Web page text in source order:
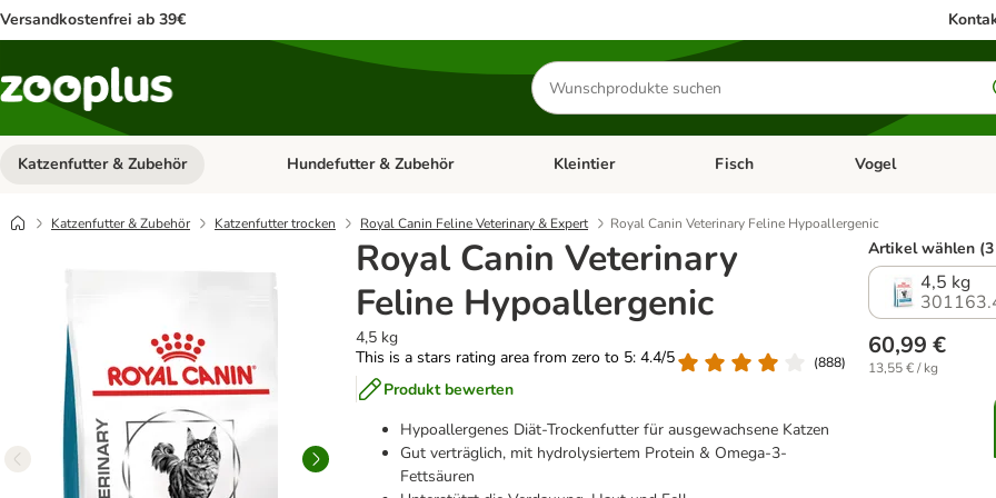
Versandkostenfrei ab 39€
Produkte
suchen
Katzenfutter & Zubehör Kategorie-Menü öffnen: Katzenfutter & Zubehör
Hundefutter & Zubehör Kategorie-Menü öffnen: Hundefutter & Zubehör
Kleintier Kategorie-Menü öffnen: Kleintier
Fisch Kategorie-Menü
Vogel
Katzenfutter & Zubehör Katzenfutter trocken Royal Canin Feline Veterinary & Expert Royal Canin Veterinary Feline Hypoallergenic
Royal Canin Veterinary
Feline Hypoallergenic
4,5 kg
This is a stars rating area from zero to 5: 4.4/5
(888)
Produkt bewerten
Hypoallergenes Diät-Trockenfutter für ausgewachsene Katzen
Gut verträglich, mit hydrolysiertem Protein & Omega-3-
Fettsäuren
Artikel wählen
4,5 kg
60,99 €
13,55 € / kg